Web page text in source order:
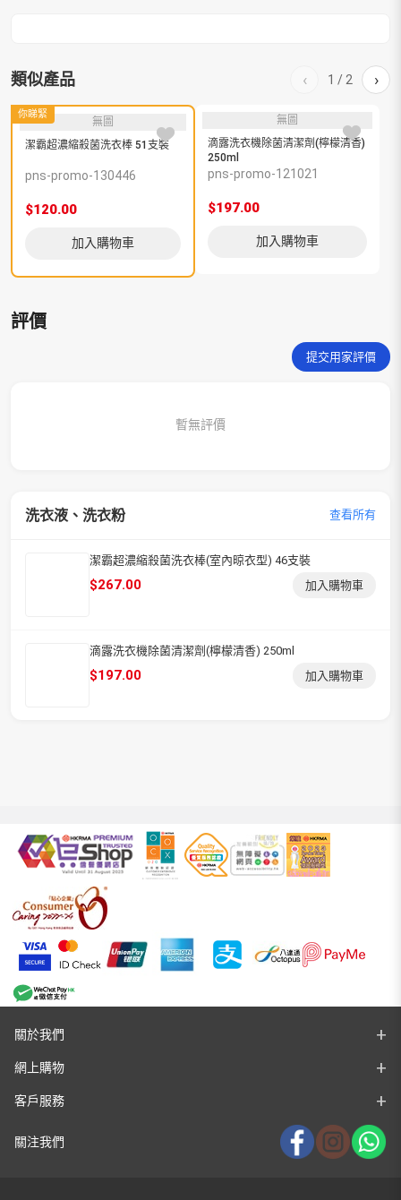
類似產品 ‹ 1 / 2 ›
你睇緊
無圖
潔霸超濃縮殺菌洗衣棒 51支裝
pns-promo-130446
$120.00
加入購物車
無圖
滴露洗衣機除菌清潔劑(檸檬清香)
250ml
pns-promo-121021
$197.00
加入購物車
評價
提交用家評價
暫無評價
洗衣液、洗衣粉 查看所有
潔霸超濃縮殺菌洗衣棒(室內晾衣型) 46支裝
$267.00 加入購物車
滴露洗衣機除菌清潔劑(檸檬清香) 250ml
$197.00 加入購物車
關於我們
網上購物
客戶服務
關注我們